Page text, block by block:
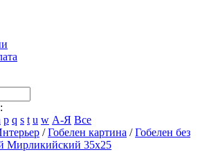
p q s t u w А-Я Все
/Гобелен картина /Гобелен без
Мирликийский 35х25